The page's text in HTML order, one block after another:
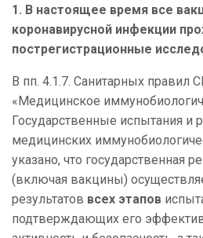
1. В настоящее время все
коронавирусной инфекции
пострегистрационные
В пп. 4.1.7. Санитарных правил
«Медицинское
Государственные испытания и
медицинских
указано, что государственная
(включая вакцины)
результатов всех этапов
подтверждающих его